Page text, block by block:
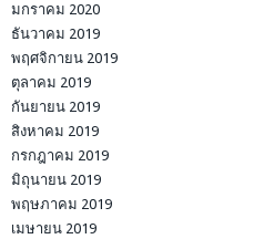
มกราคม 2020
ธันวาคม 2019
พฤศจิกายน 2019
ตุลาคม 2019
กันยายน 2019
สิงหาคม 2019
กรกฎาคม 2019
มิถุนายน 2019
พฤษภาคม 2019
เมษายน 2019